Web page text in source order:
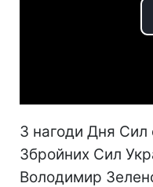
З нагоди Дня Сил
Збройних Сил
Володимир